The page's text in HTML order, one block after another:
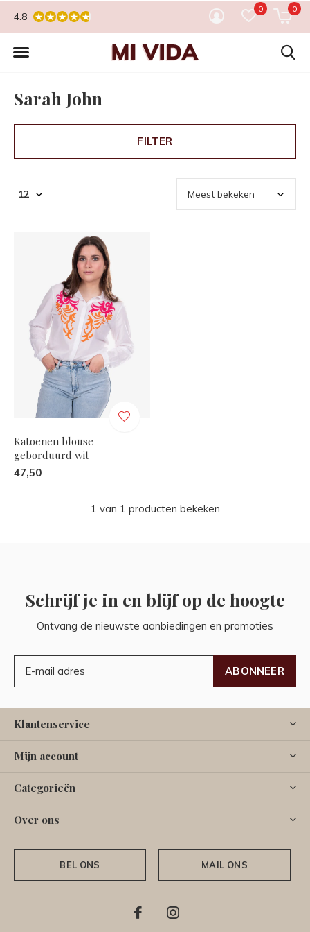
0 0
4.8
Sarah John
FILTER
Katoenen blouse
geborduurd wit
47,50
1 van 1 producten bekeken
Schrijf je in en blijf op de hoogte
Ontvang de nieuwste aanbiedingen en promoties
ABONNEER
Klantenservice
Mijn account
Categorieën
Over ons
BEL ONS MAIL ONS